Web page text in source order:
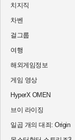
치지직
차벤
걸그룹
여행
해외게임정보
게임 영상
HyperX OMEN
브이 라이징
일곱 개의 대죄: Origin